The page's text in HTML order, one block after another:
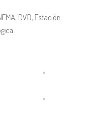
DVD, Estación